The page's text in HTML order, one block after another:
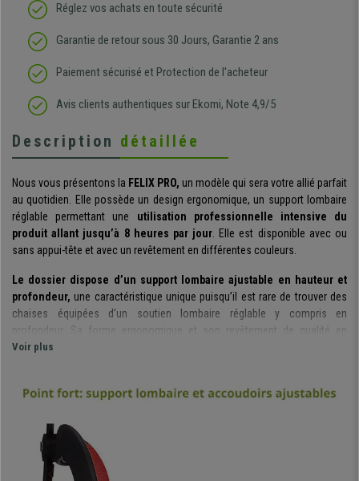
Réglez vos achats en toute sécurité
Garantie de retour sous 30 Jours, Garantie 2 ans
Paiement sécurisé et Protection de l'acheteur
Avis clients authentiques sur Ekomi, Note 4,9/5
Description détaillée
Nous vous présentons la FELIX PRO, un modèle qui sera votre allié parfait
au quotidien. Elle possède un design ergonomique, un support lombaire
réglable permettant une utilisation professionnelle intensive du
produit allant jusqu’à 8 heures par jour. Elle est disponible avec ou
sans appui-tête et avec un revêtement en différentes couleurs.
Le dossier dispose d’un support lombaire ajustable en hauteur et
profondeur,une caractéristique unique puisqu’il est rare de trouver des
chaises équipées d’un soutien lombaire réglable y compris en
profondeur. Sa forme ergonomique et son revêtement de qualité en
maille respirable
L’appui-tête est ajustable en hauteur et angle. Il est également
une utilisation intensive !
Elle possède un mécanisme d’inclinaison synchrone à 4 positions
Cette technologie permet un soutien continu du dos et libère ainsi la
Voir plus